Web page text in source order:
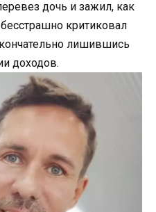
дочь и зажил, как
критиковал
лишившись
доходов.